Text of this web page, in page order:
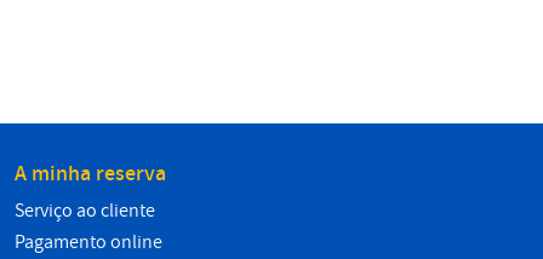
A minha reserva
Serviço ao cliente
Pagamento online